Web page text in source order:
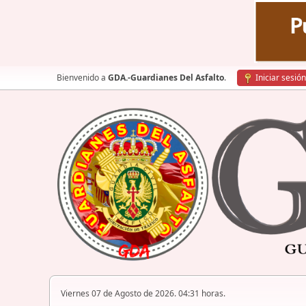
Bienvenido a GDA.-Guardianes Del Asfalto. Iniciar sesión
Viernes 07 de Agosto de 2026. 04:31 horas.